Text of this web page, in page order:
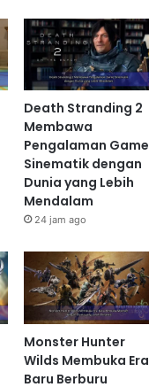
Death Stranding 2
Membawa
Pengalaman Game
Sinematik dengan
Dunia yang Lebih
Mendalam
24 jam ago
Monster Hunter
Wilds Membuka Era
Baru Berburu